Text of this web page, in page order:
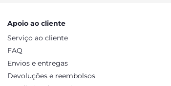
Apoio ao cliente
Serviço ao cliente
FAQ
Envios e entregas
Devoluções e reembolsos